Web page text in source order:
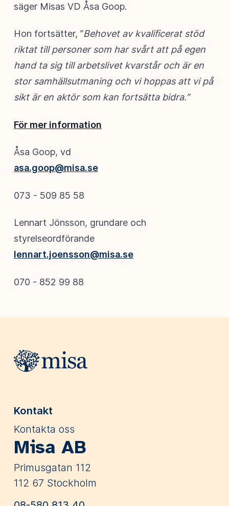
säger Misas VD Åsa Goop.
Hon fortsätter, ”Behovet av kvalificerat stöd
riktat till personer som har svårt att på egen
hand ta sig till arbetslivet kvarstår och är en
stor samhällsutmaning och vi hoppas att vi på
sikt är en aktör som kan fortsätta bidra.”
För mer information
Åsa Goop, vd
asa.goop@misa.se
073 - 509 85 58
Lennart Jönsson, grundare och
styrelseordförande
lennart.joensson@misa.se
070 - 852 99 88
Webbplatsens sidfot
Kontakt
Kontakta oss
Misa AB
Primusgatan 112
112 67 Stockholm